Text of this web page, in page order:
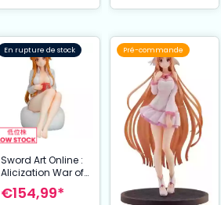
En rupture de stock
Sword Art Online :
Alicization War of
Underworld
statuette PVC 1/7
€154,99*
Pré-commande